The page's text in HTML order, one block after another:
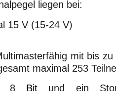
liegen bei:
15 V (15-24 V)
mit bis
maximal 253
8 Bit und ein